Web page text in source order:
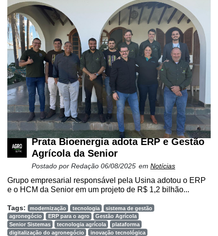
Prata Bioenergia adota ERP e Gestão
Agrícola da Senior
Postado por Redação 06/08/2025 em Notícias
Grupo empresarial responsável pela Usina adotou o ERP
e o HCM da Senior em um projeto de R$ 1,2 bilhão...
Tags: modernização tecnologia
sistema de gestão
agronegócio
ERP para o agro
Gestão Agrícola
Senior Sistemas
tecnologia agrícola
plataforma
digitalização do agronegócio
inovação tecnológica